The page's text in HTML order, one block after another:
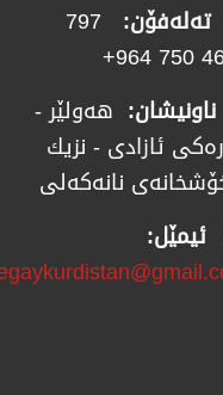
تەلەفۆن: 797
ناونیشان: هەولێر -
ئازادی - نزیك
نانەکەلی
ئیمێل: